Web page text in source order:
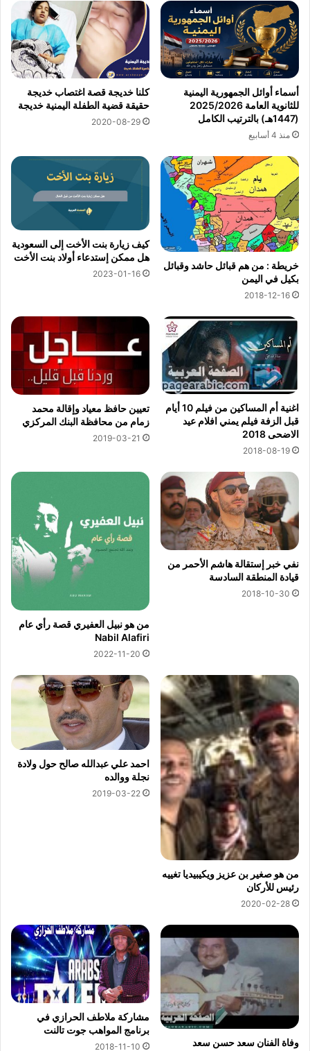
أسماء أوائل الجمهورية اليمنية
للثانوية العامة 2025/2026
(1447هـ) بالترتيب الكامل
منذ 4 أسابيع
كلنا خديجة قصة اغتصاب خديجة
حقيقة قضية الطفلة اليمنية خديجة
2020-08-29
خريطة : من هم قبائل حاشد وقبائل
بكيل في اليمن
2018-12-16
كيف زيارة بنت الأخت إلى السعودية
هل ممكن إستدعاء أولاد بنت الأخت
2023-01-16
اغنية أم المساكين من فيلم 10 أيام
قبل الزفة فيلم يمني افلام عيد
الاضحى 2018
2018-08-19
تعيين حافظ معياد وإقالة محمد
زمام من محافظة البنك المركزي
2019-03-21
نفي خبر إستقالة هاشم الأحمر من
قيادة المنطقة السادسة
2018-10-30
من هو نبيل العفيري قصة رأي عام
Nabil Alafiri
2022-11-20
من هو صغير بن عزيز ويكيبيديا تغييه
رئيس للأركان
2020-02-28
احمد علي عبدالله صالح حول ولادة
نجلة ووالده
2019-03-22
وفاة الفنان سعد حسن سعد
مشاركة ملاطف الحرازي في
برنامج المواهب جوت تالنت
2018-11-10